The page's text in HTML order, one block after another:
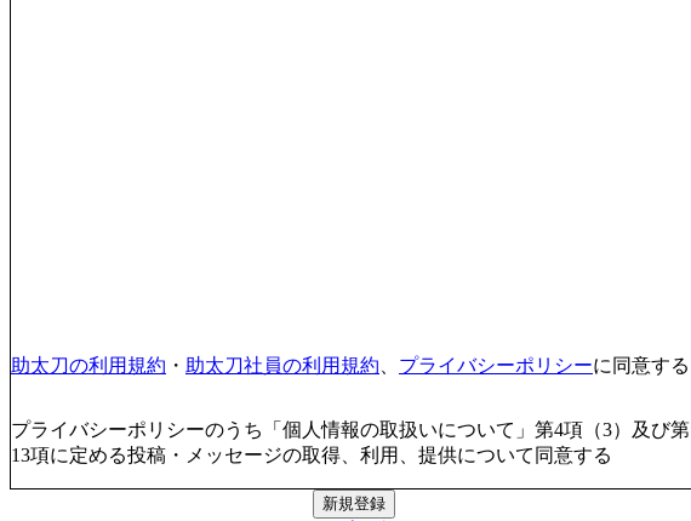
助太刀の利用規約 ・ 助太刀社員の利用規約 プライバシーポリシーに同意する
プライバシーポリシーのうち「個人情報の取扱いについて」第4項（3）及び第
13項に定める投稿・メッセージの取得、利用、提供について同意する
新規登録